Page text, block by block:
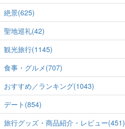
絶景(625)
聖地巡礼(42)
観光旅行(1145)
食事・グルメ(707)
おすすめ／ランキング(1043)
デート(854)
旅行グッズ・商品紹介・レビュー(451)